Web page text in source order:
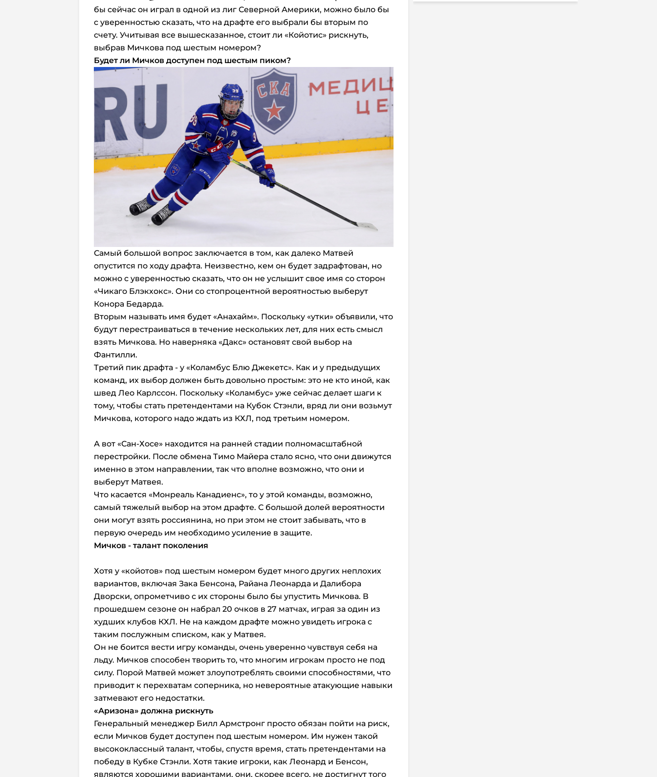
бы сейчас он играл в одной из лиг Северной Америки, можно было бы
с уверенностью сказать, что на драфте его выбрали бы вторым по
счету. Учитывая все вышесказанное, стоит ли «Койотис» рискнуть,
выбрав Мичкова под шестым номером?
Будет ли Мичков доступен под шестым пиком?
Самый большой вопрос заключается в том, как далеко Матвей
опустится по ходу драфта. Неизвестно, кем он будет задрафтован, но
можно с уверенностью сказать, что он не услышит свое имя со сторон
«Чикаго Блэкхокс». Они со стопроцентной вероятностью выберут
Конора Бедарда.
Вторым называть имя будет «Анахайм». Поскольку «утки» объявили, что
будут перестраиваться в течение нескольких лет, для них есть смысл
взять Мичкова. Но наверняка «Дакс» остановят свой выбор на
Фантилли.
Третий пик драфта - у «Коламбус Блю Джекетс». Как и у предыдущих
команд, их выбор должен быть довольно простым: это не кто иной, как
швед Лео Карлссон. Поскольку «Коламбус» уже сейчас делает шаги к
тому, чтобы стать претендентами на Кубок Стэнли, вряд ли они возьмут
Мичкова, которого надо ждать из КХЛ, под третьим номером.
А вот «Сан-Хосе» находится на ранней стадии полномасштабной
перестройки. После обмена Тимо Майера стало ясно, что они движутся
именно в этом направлении, так что вполне возможно, что они и
выберут Матвея.
Что касается «Монреаль Канадиенс», то у этой команды, возможно,
самый тяжелый выбор на этом драфте. С большой долей вероятности
они могут взять россиянина, но при этом не стоит забывать, что в
первую очередь им необходимо усиление в защите.
Мичков - талант поколения
Хотя у «койотов» под шестым номером будет много других неплохих
вариантов, включая Зака Бенсона, Райана Леонарда и Далибора
Дворски, опрометчиво с их стороны было бы упустить Мичкова. В
прошедшем сезоне он набрал 20 очков в 27 матчах, играя за один из
худших клубов КХЛ. Не на каждом драфте можно увидеть игрока с
таким послужным списком, как у Матвея.
Он не боится вести игру команды, очень уверенно чувствуя себя на
льду. Мичков способен творить то, что многим игрокам просто не под
силу. Порой Матвей может злоупотреблять своими способностями, что
приводит к перехватам соперника, но невероятные атакующие навыки
затмевают его недостатки.
«Аризона» должна рискнуть
Генеральный менеджер Билл Армстронг просто обязан пойти на риск,
если Мичков будет доступен под шестым номером. Им нужен такой
высококлассный талант, чтобы, спустя время, стать претендентами на
победу в Кубке Стэнли. Хотя такие игроки, как Леонард и Бенсон,
являются хорошими вариантами, они, скорее всего, не достигнут того